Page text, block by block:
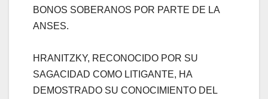
BONOS SOBERANOS POR PARTE DE LA
ANSES.
HRANITZKY, RECONOCIDO POR SU
SAGACIDAD COMO LITIGANTE, HA
DEMOSTRADO SU CONOCIMIENTO DEL